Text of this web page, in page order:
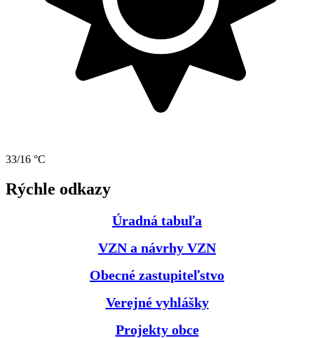
33/16 °C
Rýchle odkazy
Úradná tabuľa
VZN a návrhy VZN
Obecné zastupiteľstvo
Verejné vyhlášky
Projekty obce